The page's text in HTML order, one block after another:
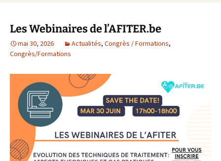
Les Webinaires de l’AFITER.be
mai 30, 2026 Actualités, Congrès / Formations,
Congrès/Formations